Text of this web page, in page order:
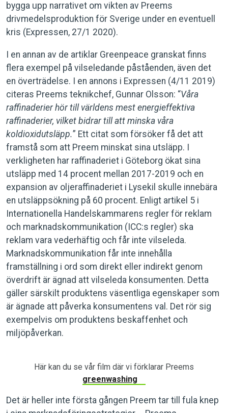
bygga upp narrativet om vikten av Preems
drivmedelsproduktion för Sverige under en eventuell
kris (Expressen, 27/1 2020).
I en annan av de artiklar Greenpeace granskat finns
flera exempel på vilseledande påståenden, även det
en överträdelse. I en annons i Expressen (4/11 2019)
citeras Preems teknikchef, Gunnar Olsson: “Våra
raffinaderier hör till världens mest energieffektiva
raffinaderier, vilket bidrar till att minska våra
koldioxidutsläpp.” Ett citat som försöker få det att
framstå som att Preem minskat sina utsläpp. I
verkligheten har raffinaderiet i Göteborg ökat sina
utsläpp med 14 procent mellan 2017-2019 och en
expansion av oljeraffinaderiet i Lysekil skulle innebära
en utsläppsökning på 60 procent. Enligt artikel 5 i
Internationella Handelskammarens regler för reklam
och marknadskommunikation (ICC:s reg­ler) ska
reklam vara vederhäftig och får inte vilseleda.
Marknadskommunikation får inte innehålla
framställning i ord som direkt eller indirekt genom
överdrift är ägnad att vilseleda konsumenten. Detta
gäller särskilt produktens väsentliga egenskaper som
är ägnade att påverka konsumentens val. Det rör sig
exempel­vis om produktens beskaffenhet och
miljöpåverkan.
Här kan du se vår film där vi förklarar Preems
greenwashing
Det är heller inte första gången Preem tar till fula knep